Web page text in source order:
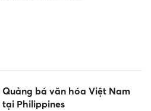
Quảng bá văn hóa Việt Nam
tại Philippines